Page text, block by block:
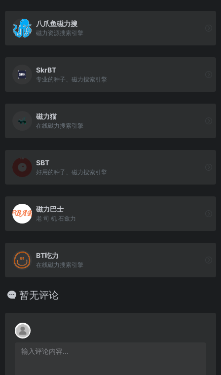
八爪鱼磁力搜
磁力资源搜索引擎
SkrBT
专业的种子、磁力搜索引擎
磁力猫
在线磁力搜索引擎
SBT
好用的种子、磁力搜索引擎
磁力巴士
老 司 机 石兹力
BT吃力
在线磁力搜索引擎
暂无评论